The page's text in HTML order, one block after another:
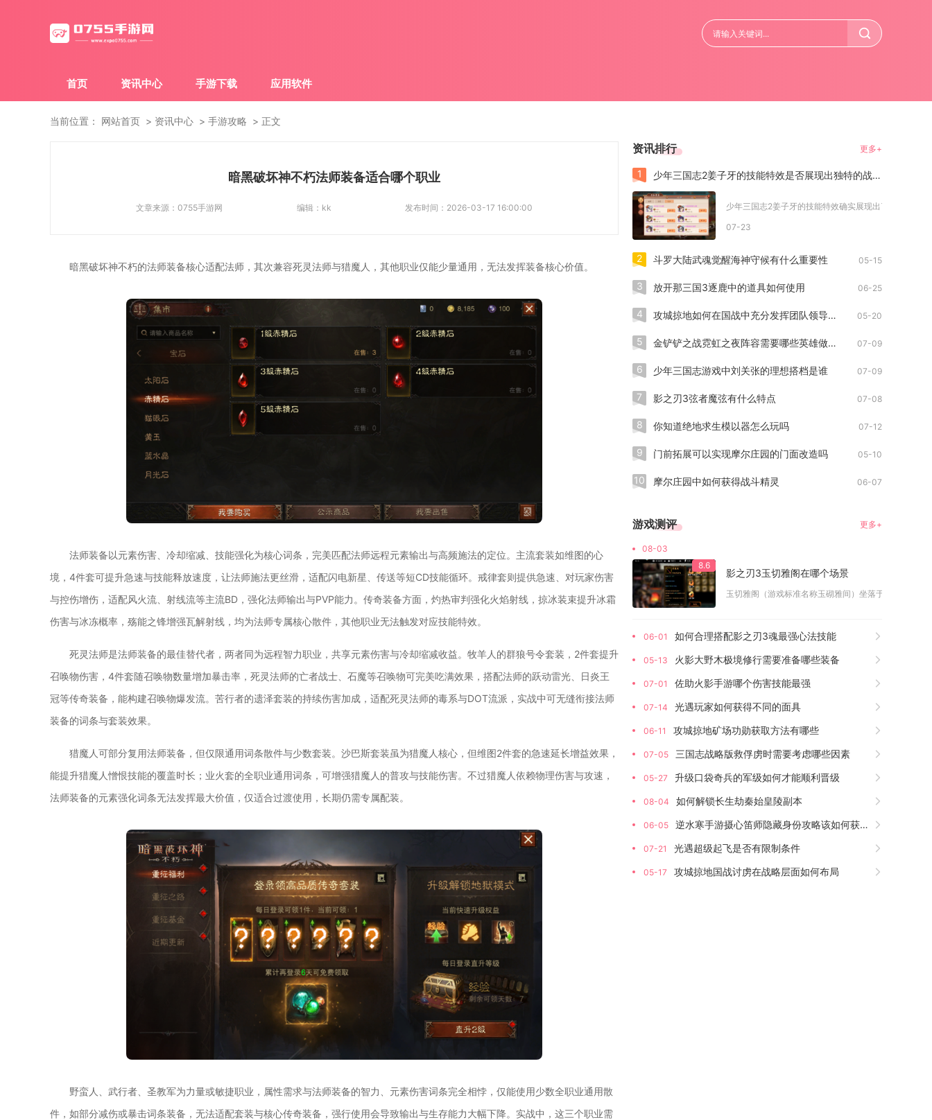
首页 资讯中心 手游下载 应用软件
当前位置： 网站首页 资讯中心 手游攻略 正文
暗黑破坏神不朽法师装备适合哪个职业
文章来源： 0755手游网 编辑： kk 发布时间： 2026-03-17 16:00:00
暗黑破坏神不朽的法师装备核心适配法师，其次兼容死灵法师与猎魔人，其他职业仅能少量通用，无法发挥装备核心价值。
法师装备以元素伤害、冷却缩减、技能强化为核心词条，完美匹配法师远程元素输出与高频施法的定位。主流套装如维图的心
境，4件套可提升急速与技能释放速度，让法师施法更丝滑，适配闪电新星、传送等短CD技能循环。戒律套则提供急速、对玩家伤害
与控伤增伤，适配风火流、射线流等主流BD，强化法师输出与PVP能力。传奇装备方面，灼热审判强化火焰射线，掠冰装束提升冰霜
伤害与冰冻概率，殇能之锋增强瓦解射线，均为法师专属核心散件，其他职业无法触发对应技能特效。
死灵法师是法师装备的最佳替代者，两者同为远程智力职业，共享元素伤害与冷却缩减收益。牧羊人的群狼号令套装，2件套提升
召唤物伤害，4件套随召唤物数量增加暴击率，死灵法师的亡者战士、石魔等召唤物可完美吃满效果，搭配法师的跃动雷光、日炎王
冠等传奇装备，能构建召唤物爆发流。苦行者的遗泽套装的持续伤害加成，适配死灵法师的毒系与DOT流派，实战中可无缝衔接法师
装备的词条与套装效果。
猎魔人可部分复用法师装备，但仅限通用词条散件与少数套装。沙巴斯套装虽为猎魔人核心，但维图2件套的急速延长增益效果，
能提升猎魔人憎恨技能的覆盖时长；业火套的全职业通用词条，可增强猎魔人的普攻与技能伤害。不过猎魔人依赖物理伤害与攻速，
法师装备的元素强化词条无法发挥最大价值，仅适合过渡使用，长期仍需专属配装。
野蛮人、武行者、圣教军为力量或敏捷职业，属性需求与法师装备的智力、元素伤害词条完全相悖，仅能使用少数全职业通用散
件，如部分减伤或暴击词条装备，无法适配套装与核心传奇装备，强行使用会导致输出与生存能力大幅下降。实战中，这三个职业需
资讯排行 更多+
1 少年三国志2姜子牙的技能特效是否展现出独特的战斗风采
少年三国志2姜子牙的技能特效确实展现出了十分独特
07-23
2 斗罗大陆武魂觉醒海神守候有什么重要性 05-15
3 放开那三国3逐鹿中的道具如何使用 06-25
4 攻城掠地如何在国战中充分发挥团队领导能力 05-20
5 金铲铲之战霓虹之夜阵容需要哪些英雄做保护 07-09
6 少年三国志游戏中刘关张的理想搭档是谁 07-09
7 影之刃3弦者魔弦有什么特点 07-08
8 你知道绝地求生模以器怎么玩吗 07-12
9 门前拓展可以实现摩尔庄园的门面改造吗 05-10
10 摩尔庄园中如何获得战斗精灵 06-07
游戏测评 更多+
08-03
8.6
影之刃3玉切雅阁在哪个场景
玉切雅阁（游戏标准名称玉砌雅间）坐落于京城区域的
06-01 如何合理搭配影之刃3魂最强心法技能
05-13 火影大野木极境修行需要准备哪些装备
07-01 佐助火影手游哪个伤害技能最强
07-14 光遇玩家如何获得不同的面具
06-11 攻城掠地矿场功勋获取方法有哪些
07-05 三国志战略版救俘虏时需要考虑哪些因素
05-27 升级口袋奇兵的军级如何才能顺利晋级
08-04 如何解锁长生劫秦始皇陵副本
06-05 逆水寒手游摄心笛师隐藏身份攻略该如何获得
07-21 光遇超级起飞是否有限制条件
05-17 攻城掠地国战讨虏在战略层面如何布局